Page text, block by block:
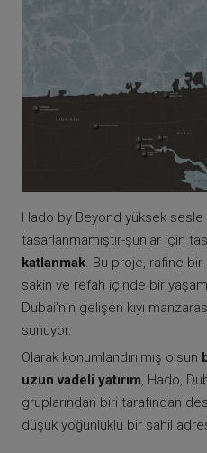
Hado by Beyond yüksek
tasarlanmamıştır-şunlar için
katlanmak. Bu proje, rafine
sakin ve refah içinde bir yaşam
Dubai'nin gelişen kıyı
sunuyor.
Olarak konumlandırılmış olsun
uzun vadeli yatırım, Hado,
gruplarından biri tarafından
düşük yoğunluklu bir sahil